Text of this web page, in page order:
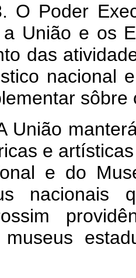
O Poder
União e os
das
nacional
sôbre
União
e
e do
nacionais